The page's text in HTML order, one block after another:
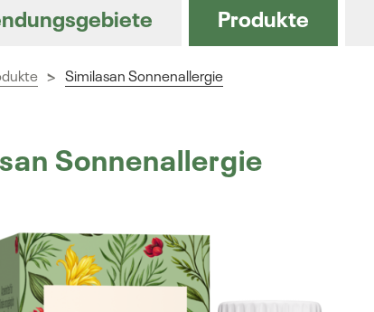
Produkte
> Similasan Sonnenallergie
Sonnenallergie